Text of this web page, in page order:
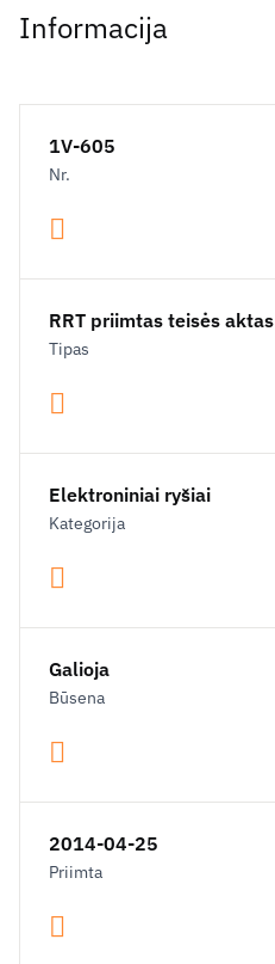
Informacija
1V-605
Nr.
RRT priimtas teisės aktas
Tipas
Elektroniniai ryšiai
Kategorija
Galioja
Būsena
2014-04-25
Priimta